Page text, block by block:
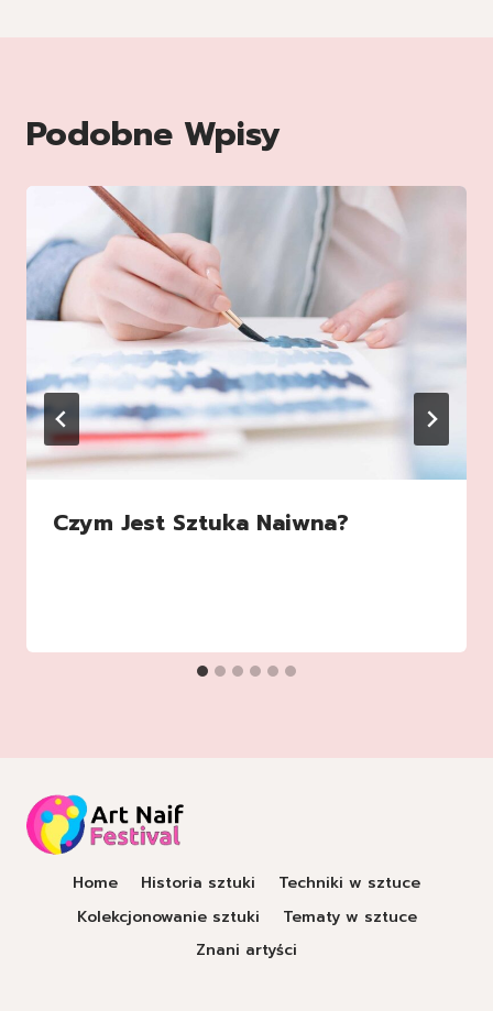
Podobne Wpisy
Czym Jest Sztuka Naiwna?
Home Historia sztuki
Techniki w sztuce
Kolekcjonowanie sztuki
Tematy w sztuce
Znani artyści